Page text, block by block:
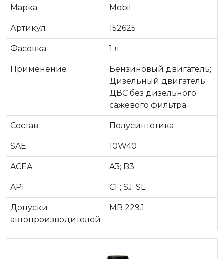
Марка Mobil
Артикул 152625
Фасовка 1 л.
Применение
Бензиновый двигатель;
Дизельный двигатель;
ДВС без дизельного
сажевого фильтра
Состав Полусинтетика
SAE 10W40
ACEA A3; B3
API CF; SJ; SL
Допуски
автопроизводителей
MB 229.1